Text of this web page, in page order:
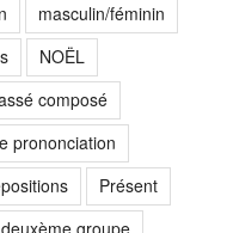
masculin/féminin
NOËL
composé
prononciation
Présent